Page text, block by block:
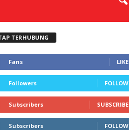
TERHUBUNG
Fans LIKE
Followers FOLLOW
Subscribers SUBSCRIBE
Subscribers FOLLOW